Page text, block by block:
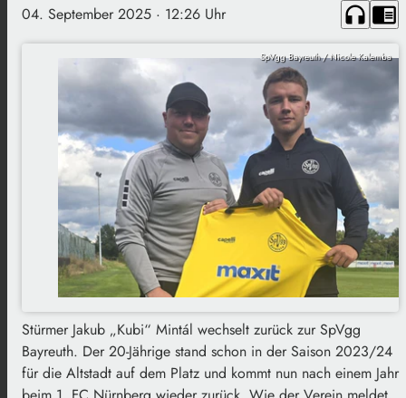
04. September 2025 · 12:26 Uhr headphones chrome_reader_mode
SpVgg Bayreuth / Nicole Kalemba
Stürmer Jakub „Kubi“ Mintál wechselt zurück zur SpVgg
Bayreuth. Der 20-Jährige stand schon in der Saison 2023/24
für die Altstadt auf dem Platz und kommt nun nach einem Jahr